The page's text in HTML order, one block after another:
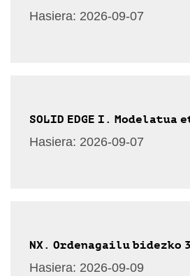
Hasiera: 2026-09-07
SOLID EDGE I. Modelatua
Hasiera: 2026-09-07
NX. Ordenagailu bidezko
Hasiera: 2026-09-09